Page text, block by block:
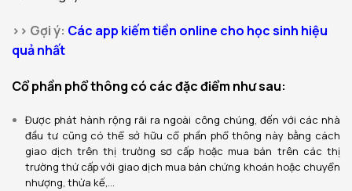
>> Gợi ý: Các app kiếm tiền online cho học sinh hiệu
quả nhất
Cổ phần phổ thông có các đặc điểm như sau:
Được phát hành rộng rãi ra ngoài công chúng, đến với các nhà
đầu tư cũng có thể sở hữu cổ phần phổ thông này bằng cách
giao dịch trên thị trường sơ cấp hoặc mua bán trên các thị
trường thứ cấp với giao dịch mua bán chứng khoán hoặc chuyển
nhượng, thừa kế,…